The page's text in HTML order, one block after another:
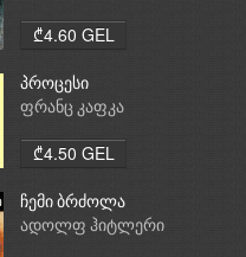
₾4.60 GEL
პროცესი
ფრანც კაფკა
₾4.50 GEL
ჩემი ბრძოლა
ადოლფ ჰიტლერი